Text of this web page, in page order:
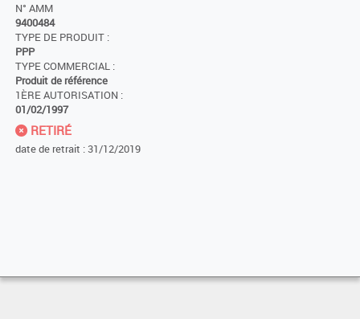
N° AMM
9400484
TYPE DE PRODUIT :
PPP
TYPE COMMERCIAL :
Produit de référence
1ÈRE AUTORISATION :
01/02/1997
RETIRÉ
date de retrait : 31/12/2019